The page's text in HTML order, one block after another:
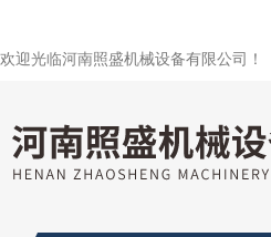
欢迎光临河南照盛机械设备有限公司！